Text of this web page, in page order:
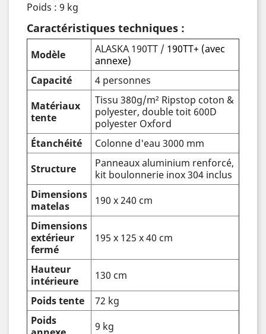
Poids : 9 kg
Caractéristiques techniques :
Modèle ALASKA 190TT / 190TT+ (avec
annexe)
Capacité
4 personnes
Matériaux
tente
Tissu 380g/m² Ripstop coton &
polyester, double toit 600D
polyester Oxford
Étanchéité
Colonne d'eau 3000 mm
Structure
Panneaux aluminium renforcé,
kit boulonnerie inox 304 inclus
Dimensions
matelas
190 x 240 cm
Dimensions
extérieur
fermé
195 x 125 x 40 cm
Hauteur
intérieure
130 cm
Poids tente
72 kg
Poids
9 kg